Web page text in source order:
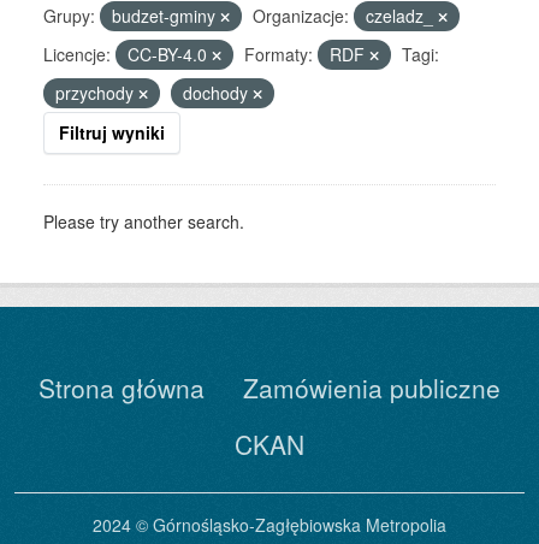
Grupy: budzet-gminy Organizacje:
czeladz_
Licencje:
CC-BY-4.0 Formaty: RDF
Tagi:
przychody
dochody
Filtruj wyniki
Please try another search.
Strona główna
Zamówienia publiczne
CKAN
2024 © Górnośląsko-Zagłębiowska Metropolia